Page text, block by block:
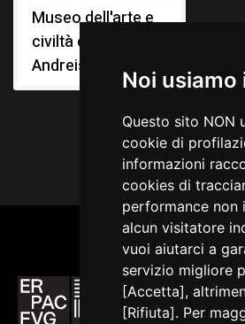
Noi usiamo
Questo sito NON
cookie di
informazioni
cookies di
performance non
alcun visitatore
vuoi aiutarci a
servizio migliore
[Accetta],
[Rifiuta]. Per
Museo dell'arte e
civiltà contadina di
Andreis